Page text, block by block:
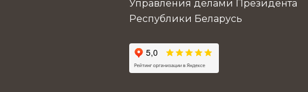
Управления делами Президента
Республики Беларусь